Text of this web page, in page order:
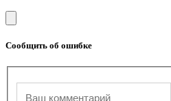
Сообщить об ошибке